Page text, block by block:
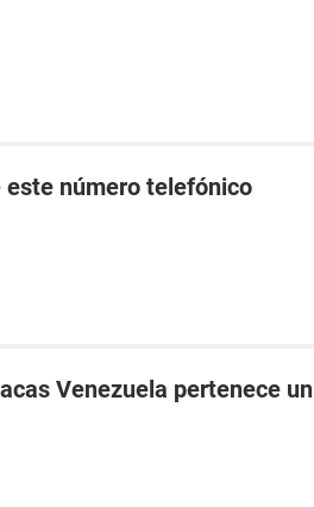
este número telefónico
Venezuela pertenece un